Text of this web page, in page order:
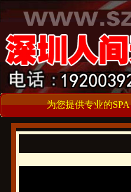
为您提供专业的SPA